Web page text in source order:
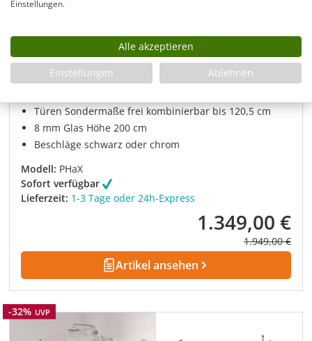
Teilgerahmte Eck Duschkabine mit 2
Pendeltüren, Sondermaße groß
Türen Sondermaße frei kombinierbar bis 120,5 cm
8 mm Glas Höhe 200 cm
Beschläge schwarz oder chrom
Modell: PHaX
Sofort verfügbar
Lieferzeit: 1-3 Tage oder 24h-Express
Verkaufspreis:
1.349,00 €
Regulärer
1.949,00 €
Artikel ansehen
Rabatt
-32% UVP
Einstellungen.
Alle akzeptieren
Einstellungen
Ablehnen